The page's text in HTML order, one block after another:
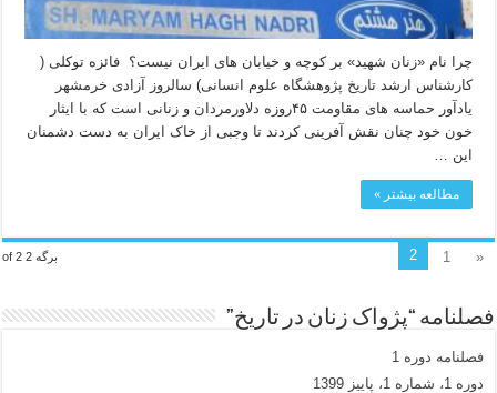
چرا نام «زنان شهید» بر کوچه و خیابان های ایران نیست؟ فائزه توکلی (
کارشناس ارشد تاریخ پژوهشگاه علوم انسانی) سالروز آزادی خرمشهر
یادآور حماسه های مقاومت ۴۵روزه دلاورمردان و زنانی است که با ایثار
خون خود چنان نقش آفرینی کردند تا وجبی از خاک ایران به دست دشمنان
این …
مطالعه بیشتر »
برگه 2 of 2 «
1
2
فصلنامه “پژواک زنان در تاریخ”
فصلنامه دوره 1
دوره 1، شماره 1، پاییز 1399